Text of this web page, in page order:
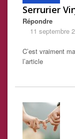
Serrurier
Répondre
11 septembre
C’est vraiment
l’article